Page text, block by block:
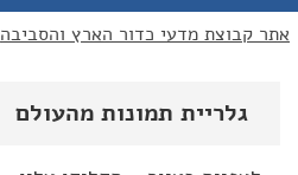
אתר קבוצת מדעי כדור הארץ והסביבה
גלריית תמונות מהעולם